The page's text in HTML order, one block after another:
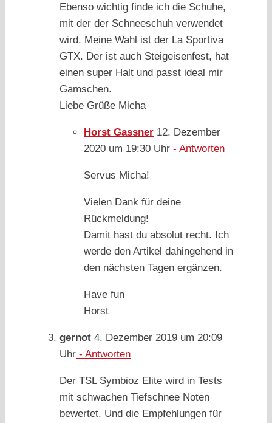
Ebenso wichtig finde ich die Schuhe,
mit der der Schneeschuh verwendet
wird. Meine Wahl ist der La Sportiva
GTX. Der ist auch Steigeisenfest, hat
einen super Halt und passt ideal mir
Gamschen.
Liebe Grüße Micha
Horst Gassner 12. Dezember
2020 um 19:30 Uhr - Antworten
Servus Micha!
Vielen Dank für deine
Rückmeldung!
Damit hast du absolut recht. Ich
werde den Artikel dahingehend in
den nächsten Tagen ergänzen.
Have fun
Horst
gernot 4. Dezember 2019 um 20:09
Uhr - Antworten
Der TSL Symbioz Elite wird in Tests
mit schwachen Tiefschnee Noten
bewertet. Und die Empfehlungen für